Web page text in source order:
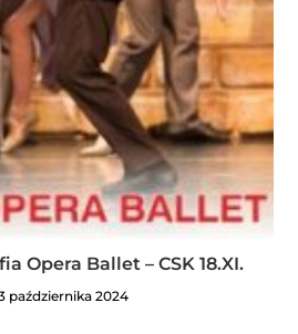
Opera Ballet – CSK 18.XI.
października 2024